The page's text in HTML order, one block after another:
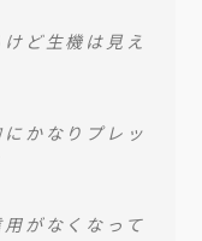
ど生機は見え
かなりプレッ
がなくなって